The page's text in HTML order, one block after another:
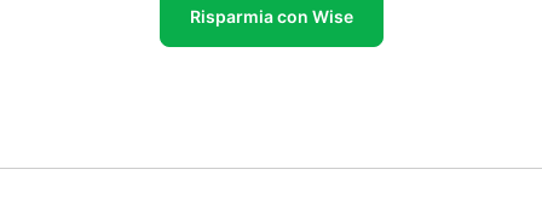
Risparmia con Wise